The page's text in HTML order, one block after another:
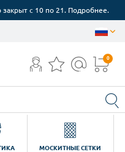
с 10 по 21. Подробнее.
0
МОСКИТНЫЕ СЕТКИ